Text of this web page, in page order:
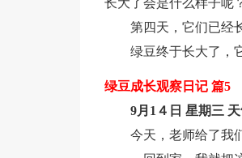
长大了会是什么样子呢
第四天，它们已经
绿豆终于长大了，
绿豆成长观察日记 篇5
9月1４日 星期三
今天，老师给了我